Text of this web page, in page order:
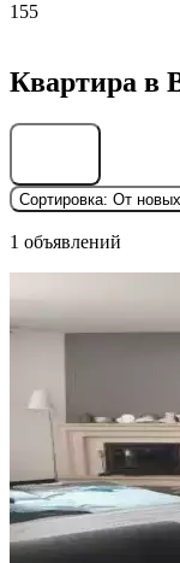
155
Квартира в
Сортировка: От
1 объявлений